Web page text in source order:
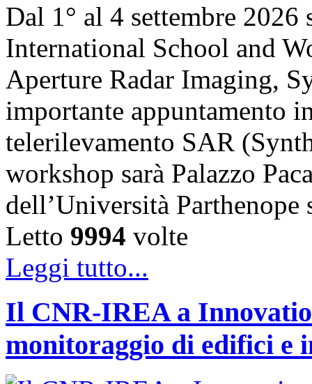
Dal 1° al 4 settembre
International School and
Aperture Radar Imaging,
importante appuntamento
telerilevamento SAR
workshop sarà Palazzo
dell’Università
Letto 9994 volte
Leggi tutto...
Il CNR-IREA a
monitoraggio di edifici e